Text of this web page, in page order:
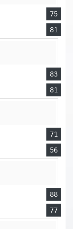
75
81
83
81
71
56
88
77